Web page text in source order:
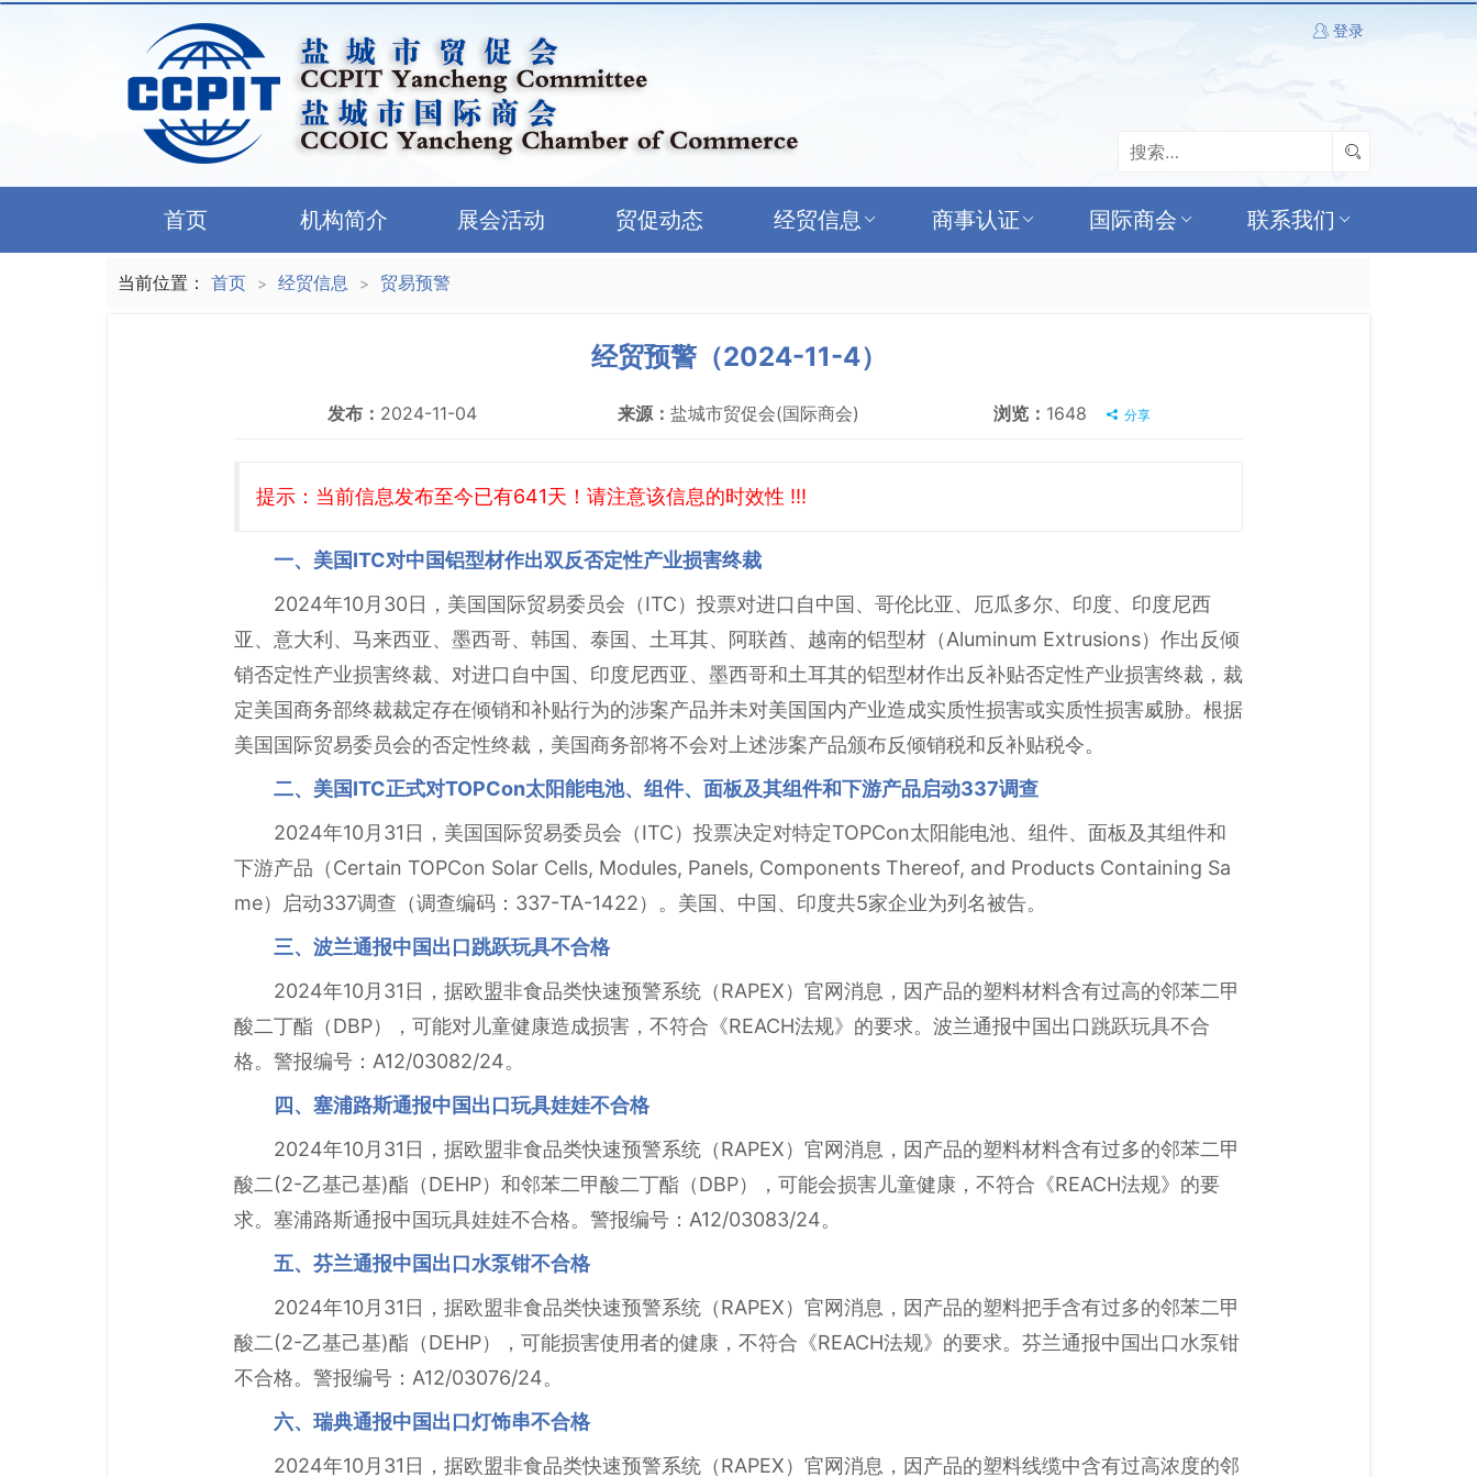
登录
首页 机构简介 展会活动 贸促动态 经贸信息 商事认证 国际商会 联系我们
当前位置： 首页 > 经贸信息 > 贸易预警
经贸预警（2024-11-4）
发布： 2024-11-04 来源： 盐城市贸促会(国际商会) 浏览： 1648 分享
提示：当前信息发布至今已有641天！请注意该信息的时效性 !!!
一、美国ITC对中国铝型材作出双反否定性产业损害终裁
2024年10月30日，美国国际贸易委员会（ITC）投票对进口自中国、哥伦比亚、厄瓜多尔、印度、印度尼西
亚、意大利、马来西亚、墨西哥、韩国、泰国、土耳其、阿联酋、越南的铝型材（Aluminum Extrusions）作出反倾
销否定性产业损害终裁、对进口自中国、印度尼西亚、墨西哥和土耳其的铝型材作出反补贴否定性产业损害终裁，裁
定美国商务部终裁裁定存在倾销和补贴行为的涉案产品并未对美国国内产业造成实质性损害或实质性损害威胁。根据
美国国际贸易委员会的否定性终裁，美国商务部将不会对上述涉案产品颁布反倾销税和反补贴税令。
二、美国ITC正式对TOPCon太阳能电池、组件、面板及其组件和下游产品启动337调查
2024年10月31日，美国国际贸易委员会（ITC）投票决定对特定TOPCon太阳能电池、组件、面板及其组件和
下游产品（Certain TOPCon Solar Cells, Modules, Panels, Components Thereof, and Products Containing Sa
me）启动337调查（调查编码：337-TA-1422）。美国、中国、印度共5家企业为列名被告。
三、波兰通报中国出口跳跃玩具不合格
2024年10月31日，据欧盟非食品类快速预警系统（RAPEX）官网消息，因产品的塑料材料含有过高的邻苯二甲
酸二丁酯（DBP），可能对儿童健康造成损害，不符合《REACH法规》的要求。波兰通报中国出口跳跃玩具不合
格。警报编号：A12/03082/24。
四、塞浦路斯通报中国出口玩具娃娃不合格
2024年10月31日，据欧盟非食品类快速预警系统（RAPEX）官网消息，因产品的塑料材料含有过多的邻苯二甲
酸二(2-乙基己基)酯（DEHP）和邻苯二甲酸二丁酯（DBP），可能会损害儿童健康，不符合《REACH法规》的要
求。塞浦路斯通报中国玩具娃娃不合格。警报编号：A12/03083/24。
五、芬兰通报中国出口水泵钳不合格
2024年10月31日，据欧盟非食品类快速预警系统（RAPEX）官网消息，因产品的塑料把手含有过多的邻苯二甲
酸二(2-乙基己基)酯（DEHP），可能损害使用者的健康，不符合《REACH法规》的要求。芬兰通报中国出口水泵钳
不合格。警报编号：A12/03076/24。
六、瑞典通报中国出口灯饰串不合格
2024年10月31日，据欧盟非食品类快速预警系统（RAPEX）官网消息，因产品的塑料线缆中含有过高浓度的邻